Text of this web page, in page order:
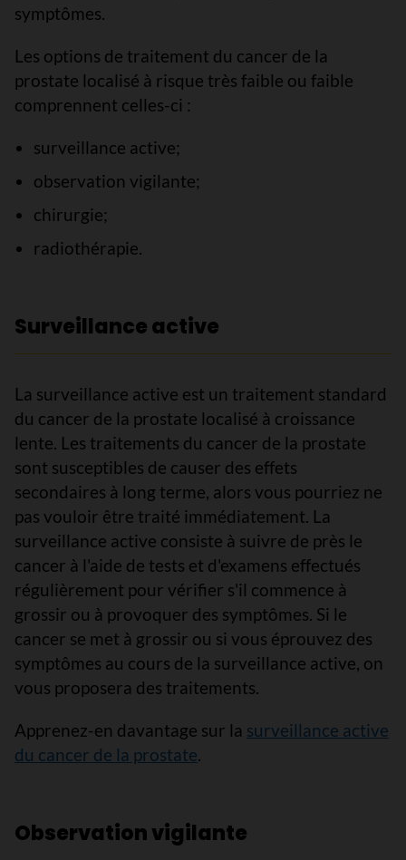
symptômes.
Les options de traitement du cancer de la
prostate localisé à risque très faible ou faible
comprennent celles-ci :
surveillance active;
observation vigilante;
chirurgie;
radiothérapie.
Surveillance active
La surveillance active est un traitement standard
du cancer de la prostate localisé à croissance
lente. Les traitements du cancer de la prostate
sont susceptibles de causer des effets
secondaires à long terme, alors vous pourriez ne
pas vouloir être traité immédiatement. La
surveillance active consiste à suivre de près le
cancer à l'aide de tests et d'examens effectués
régulièrement pour vérifier s'il commence à
grossir ou à provoquer des symptômes. Si le
cancer se met à grossir ou si vous éprouvez des
symptômes au cours de la surveillance active, on
vous proposera des traitements.
Apprenez-en davantage sur la surveillance active
du cancer de la prostate.
Observation vigilante